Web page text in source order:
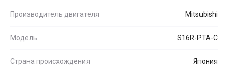
Производитель двигателя Mitsubishi
Модель S16R-PTA-C
Страна происхождения Япония